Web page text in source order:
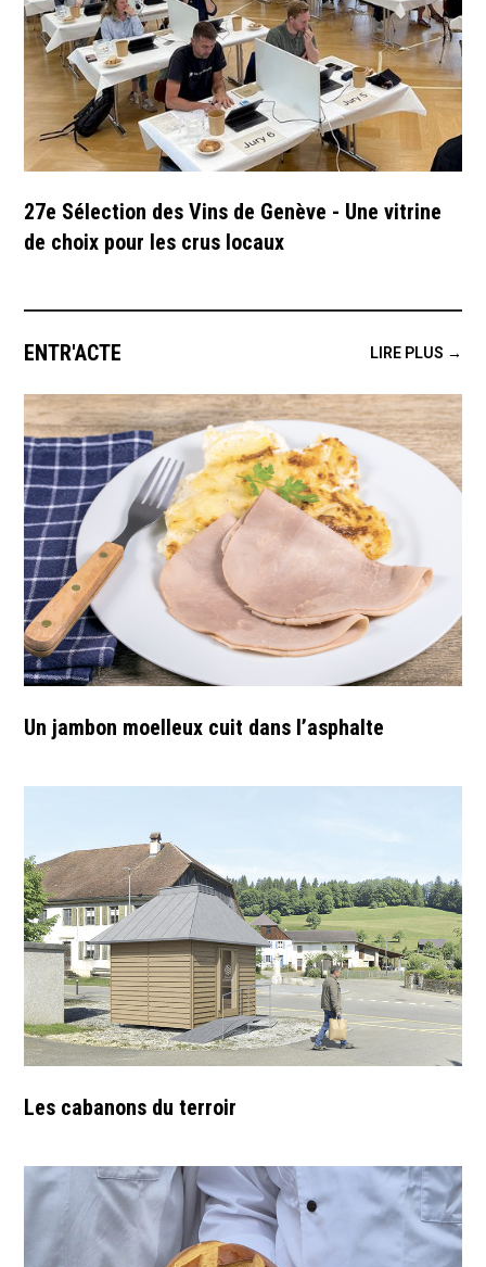
27e Sélection des Vins de Genève - Une vitrine
de choix pour les crus locaux
ENTR'ACTE LIRE PLUS →
Un jambon moelleux cuit dans l’asphalte
Les cabanons du terroir